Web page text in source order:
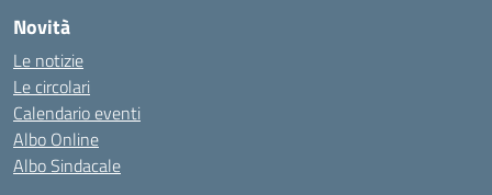
Novità
Le notizie
Le circolari
Calendario eventi
Albo Online
Albo Sindacale